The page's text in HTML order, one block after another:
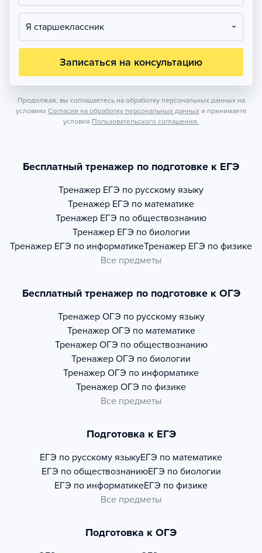
Я старшеклассник
Записаться на консультацию
Продолжая, вы соглашаетесь на обработку персональных данных на
условиях Согласия на обработку персональных данных и принимаете
условия Пользовательского соглашения.
Бесплатный тренажер по подготовке к ЕГЭ
Тренажер ЕГЭ по русскому языку
Тренажер ЕГЭ по математике
Тренажер ЕГЭ по обществознанию
Тренажер ЕГЭ по биологии
Тренажер ЕГЭ по информатикеТренажер ЕГЭ по физике
Все предметы
Бесплатный тренажер по подготовке к ОГЭ
Тренажер ОГЭ по русскому языку
Тренажер ОГЭ по математике
Тренажер ОГЭ по обществознанию
Тренажер ОГЭ по биологии
Тренажер ОГЭ по информатике
Тренажер ОГЭ по физике
Все предметы
Подготовка к ЕГЭ
ЕГЭ по русскому языкуЕГЭ по математике
ЕГЭ по обществознаниюЕГЭ по биологии
ЕГЭ по информатикеЕГЭ по физике
Все предметы
Подготовка к ОГЭ